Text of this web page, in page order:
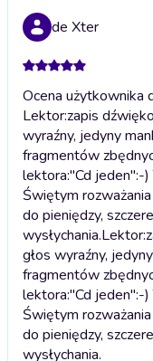
de Xter
Ocena użytkownika
Lektor:zapis
wyraźny, jedyny
fragmentów
lektora:"Cd jeden":-)
Świętym
do pieniędzy,
wysłychania.
głos wyraźny,
fragmentów
lektora:"Cd jeden":-)
Świętym
do pieniędzy,
wysłychania.